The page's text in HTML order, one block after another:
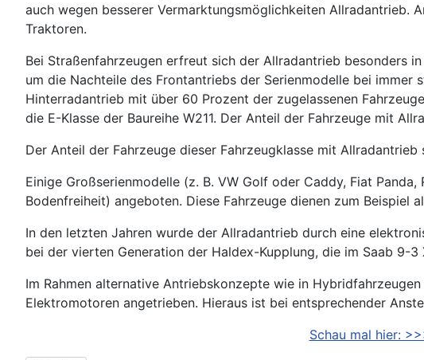
auch wegen besserer Vermarktungsmöglichkeiten Allradantrieb.
Traktoren.
Bei Straßenfahrzeugen erfreut sich der Allradantrieb besonders
um die Nachteile des Frontantriebs der Serienmodelle bei
Hinterradantrieb mit über 60 Prozent der zugelassenen
die E-Klasse der Baureihe W211. Der Anteil der Fahrzeuge mit
Der Anteil der Fahrzeuge dieser Fahrzeugklasse mit
Einige Großserienmodelle (z. B. VW Golf oder Caddy, Fiat
Bodenfreiheit) angeboten. Diese Fahrzeuge dienen zum Beispiel
In den letzten Jahren wurde der Allradantrieb durch eine
bei der vierten Generation der Haldex-Kupplung, die im Saab 9-3
Im Rahmen alternative Antriebskonzepte wie in
Elektromotoren angetrieben. Hieraus ist bei entsprechender
Schau mal hier: